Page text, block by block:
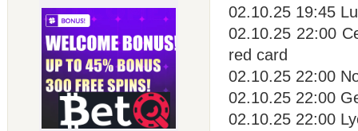
02.10.25 19:45
02.10.25 22:00
red card
02.10.25 22:00
02.10.25 22:00
02.10.25 22:00